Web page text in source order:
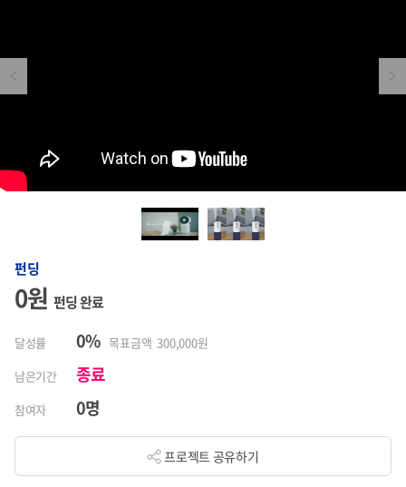
Previous Next
펀딩
0원 펀딩 완료
달성률 0% 목표금액 300,000원
남은기간
종료
참여자 0명
프로젝트 공유하기